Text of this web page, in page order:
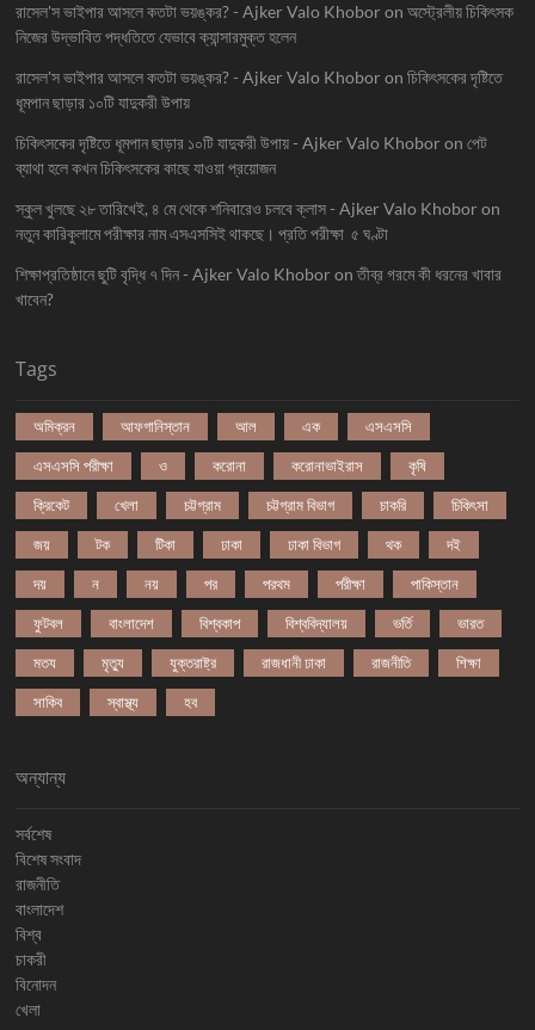
রাসেল'স ভাইপার আসলে কতটা ভয়ঙ্কর? - Ajker Valo Khobor onঅস্ট্রেলীয় চিকিৎসক
নিজের উদ্ভাবিত পদ্ধতিতে যেভাবে ক্যান্সারমুক্ত হলেন
রাসেল'স ভাইপার আসলে কতটা ভয়ঙ্কর? - Ajker Valo Khobor onচিকিৎসকের দৃষ্টিতে
ধূমপান ছাড়ার ১০টি যাদুকরী উপায়
চিকিৎসকের দৃষ্টিতে ধূমপান ছাড়ার ১০টি যাদুকরী উপায় - Ajker Valo Khobor onপেট
ব্যাথা হলে কখন চিকিৎসকের কাছে যাওয়া প্রয়োজন
স্কুল খুলছে ২৮ তারিখেই, ৪ মে থেকে শনিবারেও চলবে ক্লাস - Ajker Valo Khobor on
নতুন কারিকুলামে পরীক্ষার নাম এসএসসিই থাকছে। প্রতি পরীক্ষা ৫ ঘণ্টা
শিক্ষাপ্রতিষ্ঠানে ছুটি বৃদ্ধি ৭ দিন - Ajker Valo Khobor onতীব্র গরমে কী ধরনের খাবার
খাবেন?
Tags
অমিক্রন আফগানিস্তান আল এক এসএসসি
এসএসসি পরীক্ষা ও করোনা করোনাভাইরাস কৃষি
ক্রিকেট খেলা চট্টগ্রাম চট্টগ্রাম বিভাগ চাকরি চিকিৎসা
জয় টক টিকা ঢাকা ঢাকা বিভাগ থক দই
দয় ন নয় পর পরথম পরীক্ষা পাকিস্তান
ফুটবল বাংলাদেশ বিশ্বকাপ বিশ্ববিদ্যালয় ভর্তি ভারত
মতয মৃত্যু যুক্তরাষ্ট্র রাজধানী ঢাকা রাজনীতি শিক্ষা
সাকিব স্বাস্থ্য হব
অন্যান্য
সর্বশেষ
বিশেষ সংবাদ
রাজনীতি
বাংলাদেশ
বিশ্ব
চাকরী
বিনোদন
খেলা